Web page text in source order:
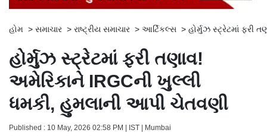
હોમ > સમાચાર > રાષ્ટ્રીય સમાચાર > આર્ટિકલ્સ > હોર્મુઝ સ્ટ્રેટમાં ફરી
હોર્મુઝ સ્ટ્રેટમાં ફરી તણાવ!
અમેરિકાને IRGCની ખુલ્લી
ધમકી, હુમલાની આપી ચેતવણી
Published : 10 May, 2026 02:58 PM | IST | Mumbai